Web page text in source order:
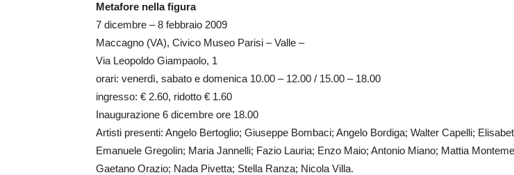
Metafore nella figura
7 dicembre – 8 febbraio 2009
Maccagno (VA), Civico Museo Parisi – Valle –
Via Leopoldo Giampaolo, 1
orari: venerdì, sabato e domenica 10.00 – 12.00 / 15.00 – 18.00
ingresso: € 2.60, ridotto € 1.60
Inaugurazione 6 dicembre ore 18.00
Artisti presenti: Angelo Bertoglio; Giuseppe Bombaci; Angelo Bordiga; Walter Capelli;
Emanuele Gregolin; Maria Jannelli; Fazio Lauria; Enzo Maio; Antonio Miano; Mattia
Gaetano Orazio; Nada Pivetta; Stella Ranza; Nicola Villa.